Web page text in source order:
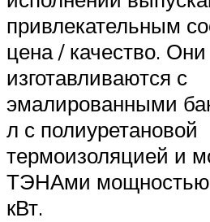
привлекательным
цена / качество. Они
изготавливаются с
эмалированными
л с полиуретановой
термоизоляцией и
ТЭНАми мощностью
кВт.